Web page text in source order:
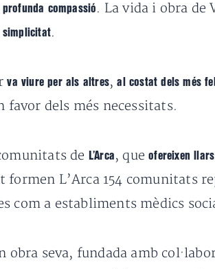
profunda compassió . La vida i obra de
simplicitat.
va viure per als altres, al costat dels més
favor dels més necessitats.
de L’Arca , queofereixen
formen L’Arca 154 comunitats
com a establiments mèdics
obra seva, fundada amb